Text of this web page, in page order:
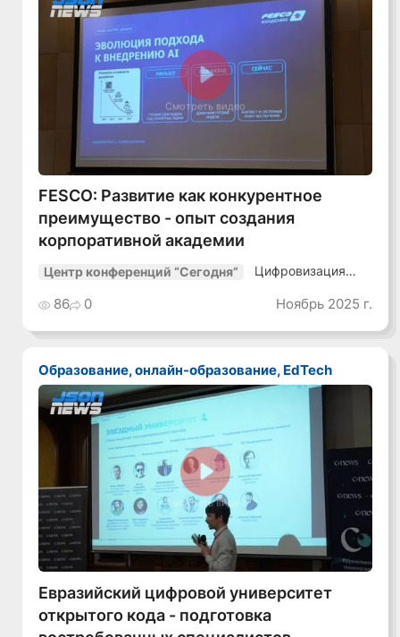
Смотреть видео
FESCO: Развитие как конкурентное
преимущество - опыт создания
корпоративной академии
Центр конференций “Сегодня”
Цифровизация
86 0 Ноябрь 2025 г.
Образование, онлайн-образование, EdTech
Смотреть видео
Евразийский цифровой университет
открытого кода - подготовка